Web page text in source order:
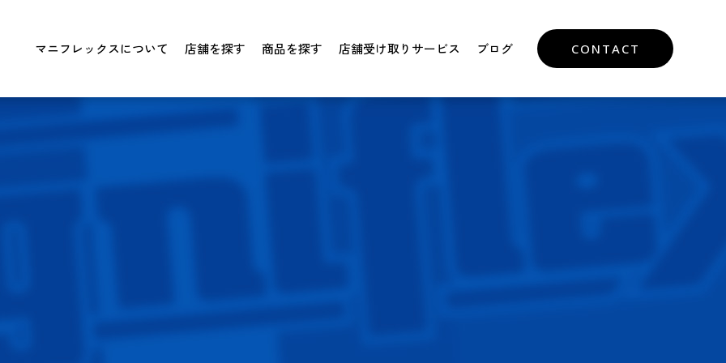
マニフレックスについて 店舗を探す 商品を探す 店舗受け取りサービス ブログ CONTACT